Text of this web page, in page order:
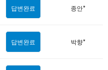
답변완료 종안*
답변완료 박향*